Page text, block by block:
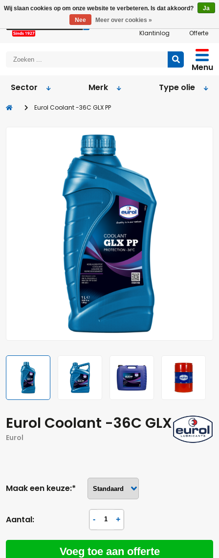
Klantinlog Offerte
Menu
Sector
Merk Type olie
Eurol Coolant -36C GLX PP
Eurol Coolant -36C GLX PP
Eurol
Maak een keuze:*
Aantal:
Voeg toe aan offerte
Wij slaan cookies op om onze website te verbeteren. Is dat akkoord?
Ja
Nee
Meer over cookies »